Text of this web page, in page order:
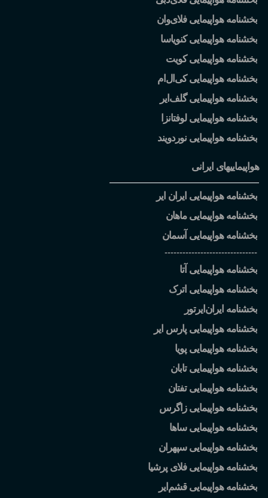
بخشنامه هواپیمایی فلایوان
بخشنامه هواپیمایی کنویاسا
بخشنامه هواپیمایی کویت
بخشنامه هواپیمایی کی ال ام
بخشنامه هواپیمایی گلف ایر
بخشنامه هواپیمایی لوفتانزا
بخشنامه هواپیمایی نوردویند
هواپیماییهای ایرانی
بخشنامه هواپیمایی ایران ایر
بخشنامه هواپیمایی ماهان
بخشنامه هواپیمایی آسمان
-------------------------------
بخشنامه هواپیمایی آتا
بخشنامه هواپیمایی اترک
بخشنامه ایران ایرتور
بخشنامه هواپیمایی پارس ایر
بخشنامه هواپیمایی پویا
بخشنامه هواپیمایی تابان
بخشنامه هواپیمایی تفتان
بخشنامه هواپیمایی زاگرس
بخشنامه هواپیمایی ساها
بخشنامه هواپیمایی سپهران
بخشنامه هواپیمایی فلای پرشیا
بخشنامه هواپیمایی قشم ایر